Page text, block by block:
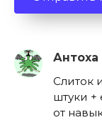
Антоха
Слиток
штуки +
от